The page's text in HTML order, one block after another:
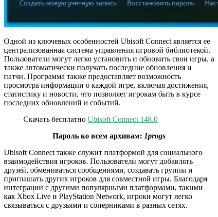
Одной из ключевых особенностей Ubisoft Connect является ее
централизованная система управления игровой библиотекой.
Пользователи могут легко установить и обновить свои игры, а
также автоматически получать последние обновления и
патчи. Программа также предоставляет возможность
просмотра информации о каждой игре, включая достижения,
статистику и новости, что позволяет игрокам быть в курсе
последних обновлений и событий.
Скачать бесплатно Ubisoft Connect 148.0
Пароль ко всем архивам: 1progs
Ubisoft Connect также служит платформой для социального
взаимодействия игроков. Пользователи могут добавлять
друзей, обмениваться сообщениями, создавать группы и
приглашать других игроков для совместной игры. Благодаря
интеграции с другими популярными платформами, такими
как Xbox Live и PlayStation Network, игроки могут легко
связываться с друзьями и соперниками в разных сетях.